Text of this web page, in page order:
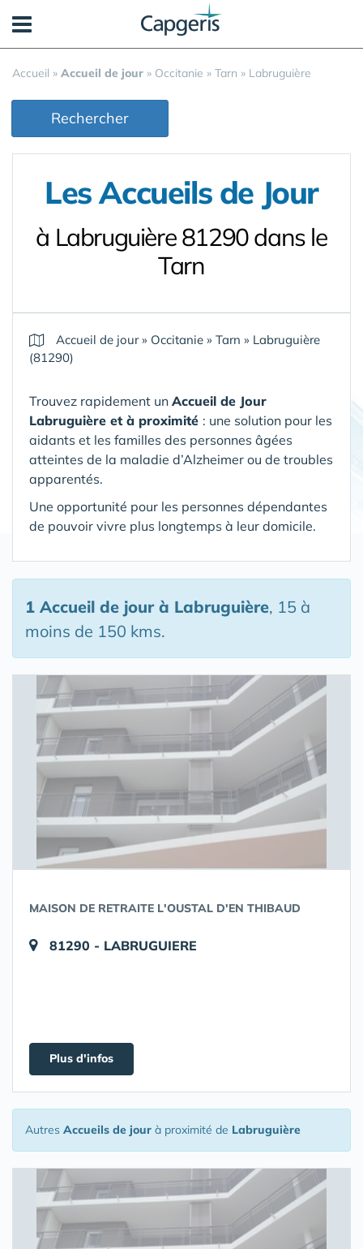
Accueil » Accueil de jour » Occitanie » Tarn » Labruguière
Rechercher
Les Accueils de Jour
à Labruguière 81290 dans le
Tarn
Accueil de jour» Occitanie » Tarn » Labruguière
(81290)
Trouvez rapidement un Accueil de Jour
Labruguière et à proximité : une solution pour les
aidants et les familles des personnes âgées
atteintes de la maladie d’Alzheimer ou de troubles
apparentés.
Une opportunité pour les personnes dépendantes
de pouvoir vivre plus longtemps à leur domicile.
1 Accueil de jourà Labruguière, 15 à
moins de 150 kms.
MAISON DE RETRAITE L'OUSTAL D'EN THIBAUD
81290 - LABRUGUIERE
Plus d'infos
Autres Accueils de jour à proximité de Labruguière